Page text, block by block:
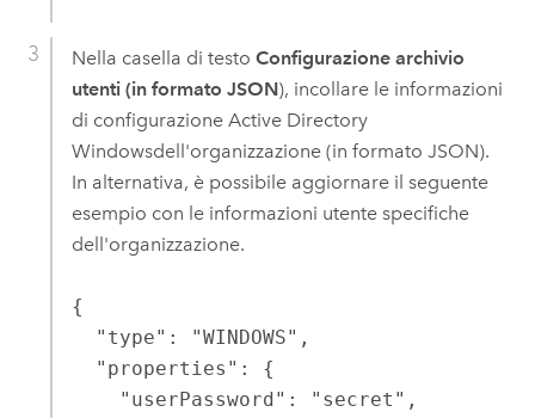
Nella casella di testo Configurazione archivio
utenti (in formato JSON), incollare le informazioni
di configurazione Active Directory
Windowsdell'organizzazione (in formato JSON).
In alternativa, è possibile aggiornare il seguente
esempio con le informazioni utente specifiche
dell'organizzazione.
{